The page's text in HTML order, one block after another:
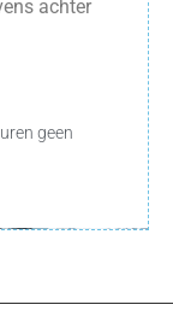
achter
geen